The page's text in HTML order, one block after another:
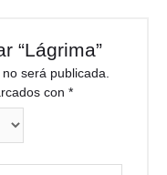
“Lágrima”
será publicada.
con*